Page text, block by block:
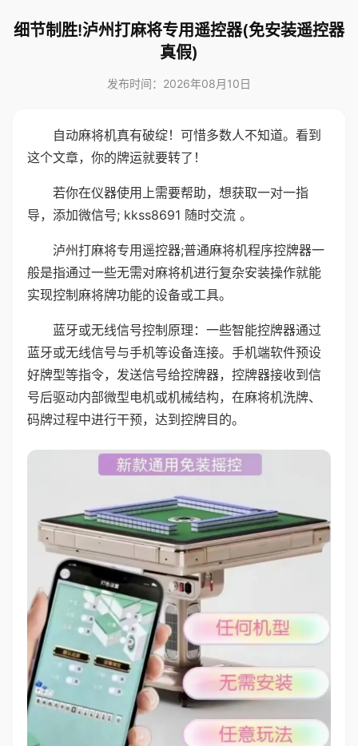
细节制胜!泸州打麻将专用遥控器(免安装遥控器
真假)
发布时间：2026年08月10日
自动麻将机真有破绽！可惜多数人不知道。看到
这个文章，你的牌运就要转了！
若你在仪器使用上需要帮助，想获取一对一指
导，添加微信号; kkss8691 随时交流 。
泸州打麻将专用遥控器;普通麻将机程序控牌器一
般是指通过一些无需对麻将机进行复杂安装操作就能
实现控制麻将牌功能的设备或工具。
蓝牙或无线信号控制原理：一些智能控牌器通过
蓝牙或无线信号与手机等设备连接。手机端软件预设
好牌型等指令，发送信号给控牌器，控牌器接收到信
号后驱动内部微型电机或机械结构，在麻将机洗牌、
码牌过程中进行干预，达到控牌目的。